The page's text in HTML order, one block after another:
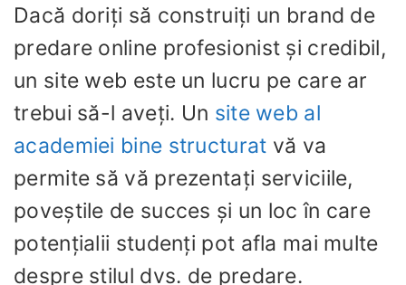
Dacă doriți să construiți un brand de
predare online profesionist și credibil,
un site web este un lucru pe care ar
trebui să-l aveți. Un site web al
academiei bine structurat vă va
permite să vă prezentați serviciile,
poveștile de succes și un loc în care
potențialii studenți pot afla mai multe
despre stilul dvs. de predare.